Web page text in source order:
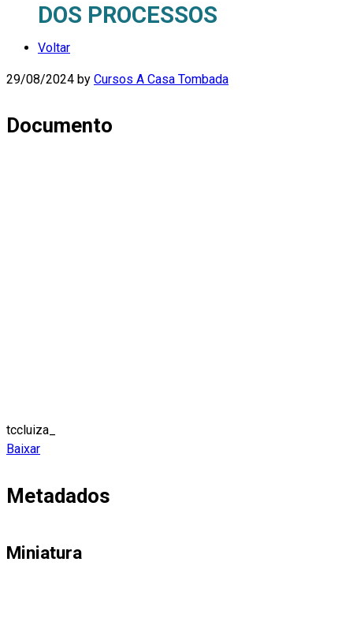
DOS PROCESSOS
Voltar
29/08/2024 by Cursos A Casa Tombada
Documento
tccluiza_
Baixar
Metadados
Miniatura